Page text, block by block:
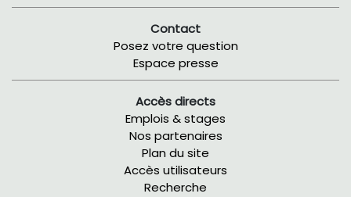
Contact
Posez votre question
Espace presse
Accès directs
Emplois & stages
Nos partenaires
Plan du site
Accès utilisateurs
Recherche